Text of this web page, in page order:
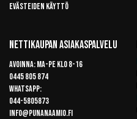
Evästeiden käyttö
Nettikaupan Asiakaspalvelu
Avoinna: Ma-pe klo 8-16
0445 805 874
Whatsapp:
044-5805873
info@punanaamio.fi